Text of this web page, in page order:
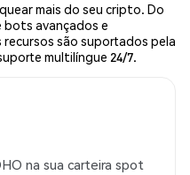
mais do seu cripto. Do
bots avançados e
são suportados pela
multilíngue 24/7.
na sua carteira spot